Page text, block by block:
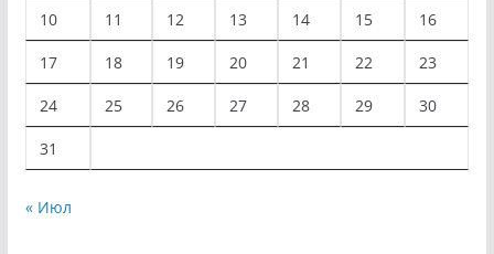
10 11 12 13 14 15 16
17 18 19 20 21 22 23
24 25 26 27 28 29 30
31
« Июл